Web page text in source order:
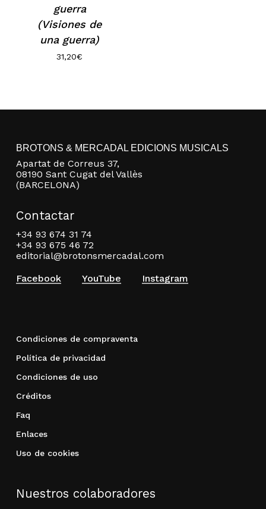
guerra
(Visiones de
una guerra)
31,20€
BROTONS & MERCADAL EDICIONS MUSICALS
Apartat de Correus 37,
08190 Sant Cugat del Vallès
(BARCELONA)
Contactar
+34 93 674 31 74
+34 93 675 46 72
editorial@brotonsmercadal.com
Facebook
YouTube Instagram
Condiciones de compraventa
Política de privacidad
Condiciones de uso
Créditos
Faq
Enlaces
Uso de cookies
Nuestros colaboradores